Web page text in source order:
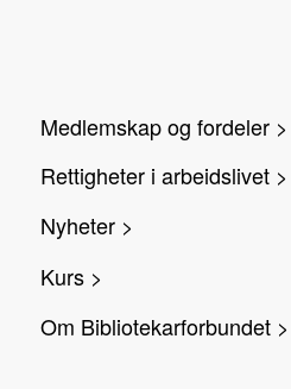
Medlemskap og fordeler >
Rettigheter i arbeidslivet >
Nyheter >
Kurs >
Om Bibliotekarforbundet >